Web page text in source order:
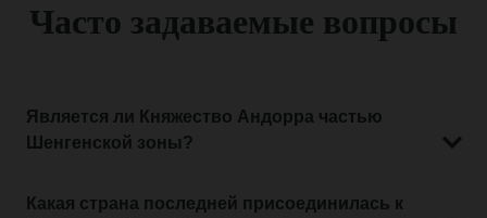
Часто задаваемые вопросы
Является ли Княжество Андорра частью
Шенгенской зоны?
Какая страна последней присоединилась к